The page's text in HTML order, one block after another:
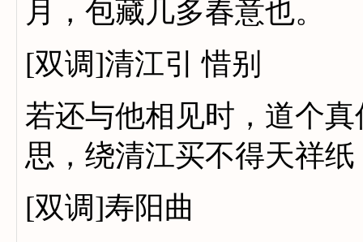
月，包藏几多春意也。
[双调]清江引 惜别
若还与他相见时，道个
思，绕清江买不得天祥纸
[双调]寿阳曲